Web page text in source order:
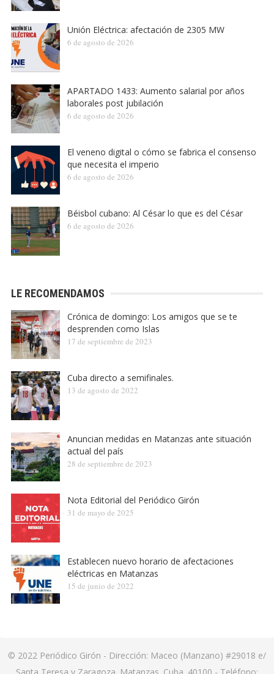
Unión Eléctrica: afectación de 2305 MW
6 de agosto de 2026
APARTADO 1433: Aumento salarial por años
laborales post jubilación
6 de agosto de 2026
El veneno digital o cómo se fabrica el consenso
que necesita el imperio
6 de agosto de 2026
Béisbol cubano: Al César lo que es del César
6 de agosto de 2026
LE RECOMENDAMOS
Crónica de domingo: Los amigos que se te
desprenden como Islas
17 de septiembre de 2023
Cuba directo a semifinales.
13 de agosto de 2022
Anuncian medidas en Matanzas ante situación
actual del país
28 de septiembre de 2023
Nota Editorial del Periódico Girón
31 de mayo de 2025
Establecen nuevo horario de afectaciones
eléctricas en Matanzas
15 de junio de 2022
© 2022 Periódico Girón - Dirección: Maceo (Manzano) #29018 e/